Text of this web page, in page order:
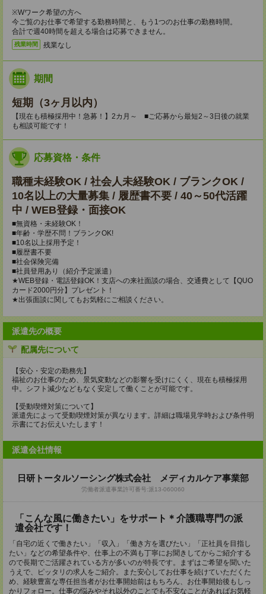
※Wワーク希望の方へ
今ご覧のお仕事で希望する勤務時間と、もう1つのお仕事の勤務時間。
合計で週40時間を超える場合は応募できません。
残業時間 残業なし
期間
短期（3ヶ月以内）
【現在も積極採用中！急募！】2カ月～ ■ご応募から最短2～3日後の就業
も相談可能です！
応募資格・条件
職種未経験OK / 社会人未経験OK / ブランクOK /
10名以上の大量募集 / 履歴書不要 / 40～50代活躍
中 / WEB登録・面接OK
■無資格・未経験OK！
■年齢・学歴不問！ブランクOK!
■10名以上採用予定！
■履歴書不要
■社会保険完備
■社員登用あり（紹介予定派遣）
★WEB登録・電話登録OK！支店への来社面談の場合、交通費として【QUO
カード2000円分】プレゼント！
★出張面談に関してもお気軽にご相談ください。
派遣先の概要
配属先について
【安心・安定の勤務先】
福祉のお仕事のため、景気変動などの影響を受けにくく、現在も積極採用
中。シフト減少などもなく安定して働くことが可能です。
【受動喫煙対策について】
派遣先によって受動喫煙対策が異なります。詳細は職場見学時および条件明
示書にてお伝えいたします！
派遣会社情報
日研トータルソーシング株式会社 メディカルケア事業部
労働者派遣事業許可番号:派13-060060
「こんな風に働きたい」をサポート＊介護職専門の派
遣会社です！
「自宅の近くで働きたい」「収入」「働き方を選びたい」「正社員を目指し
たい」などの希望条件や、仕事上の不満も丁寧にお聞きしてからご紹介する
ので長期でご活躍されている方が多いのが特長です。まずはご希望を聞いた
うえで、ピッタリの求人をご紹介。また安心してお仕事を続けていただくた
め、経験豊富な専任担当者がお仕事開始前はもちろん、お仕事開始後もしっ
かりフォロー。仕事の悩みやそれ以外のことでも不安なことがあればお気軽